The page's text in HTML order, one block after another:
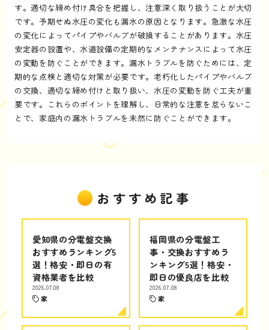
す。適切な締め付け具合を把握し、注意深く取り扱うことが大切
です。予期せぬ水圧の変化も漏水の原因となります。急激な水圧
の変化によってパイプやバルブが破損することがあります。水圧
安定器の設置や、水道設備の定期的なメンテナンスによって水圧
の変動を防ぐことができます。漏水トラブルを防ぐためには、定
期的な点検と適切な対策が必要です。老朽化したパイプやバルブ
の交換、適切な締め付けと取り扱い、水圧の変動を防ぐ工夫が重
要です。これらのポイントを理解し、日常的な注意を怠らないこ
とで、家庭内の漏水トラブルを未然に防ぐことができます。
おすすめ記事
愛知県の分電盤交換
おすすめランキング5
選！格安・即日の有
資格業者を比較
2026.07.08
家
福岡県の分電盤工
事・交換おすすめラ
ンキング5選！格安・
即日の優良店を比較
2026.07.08
家